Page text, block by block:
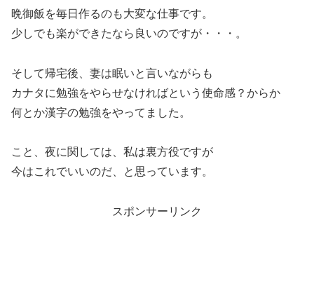
晩御飯を毎日作るのも大変な仕事です。
少しでも楽ができたなら良いのですが・・・。
そして帰宅後、妻は眠いと言いながらも
カナタに勉強をやらせなければという使命感？からか
何とか漢字の勉強をやってました。
こと、夜に関しては、私は裏方役ですが
今はこれでいいのだ、と思っています。
スポンサーリンク